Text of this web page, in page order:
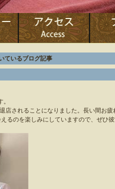
ているブログ記事
店されることになりました。長い間お疲
るのを楽しみにしていますので、ぜひ